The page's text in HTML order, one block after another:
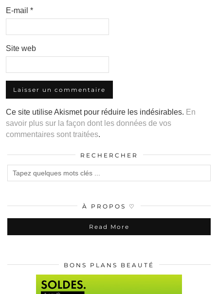
E-mail *
Site web
Ce site utilise Akismet pour réduire les indésirables. En
savoir plus sur la façon dont les données de vos
commentaires sont traitées.
RECHERCHER
À PROPOS ♡
Read More
BONS PLANS BEAUTÉ